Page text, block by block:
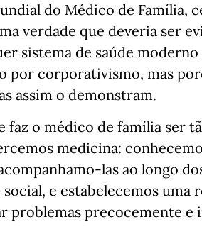
do Médico de Família,
verdade que deveria ser
sistema de saúde
por corporativismo, mas
assim o demonstram.
faz o médico de família ser
medicina:
las ao longo
e estabelecemos uma
problemas precocemente e